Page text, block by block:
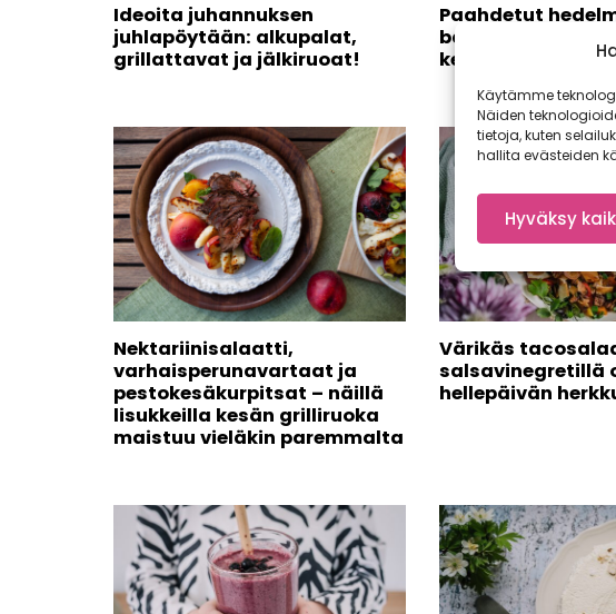
Käytämme
Näiden
tietoja, kuten
hallita evästeiden
Hyväksy
Ideoita juhannuksen
juhlapöytään: alkupalat,
grillattavat ja jälkiruoat!
Paahdetut
basilikasokeri –
kesäaamiainen
Nektariinisalaatti,
varhaisperunavartaat ja
pestokesäkurpitsat – näillä
lisukkeilla kesän grilliruoka
maistuu vieläkin paremmalta
Värikäs
salsavinegretillä
hellepäivän